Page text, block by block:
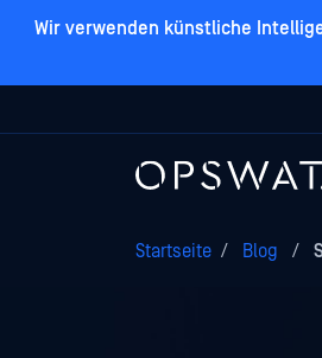
Wir verwenden künstliche
Startseite / Blog /